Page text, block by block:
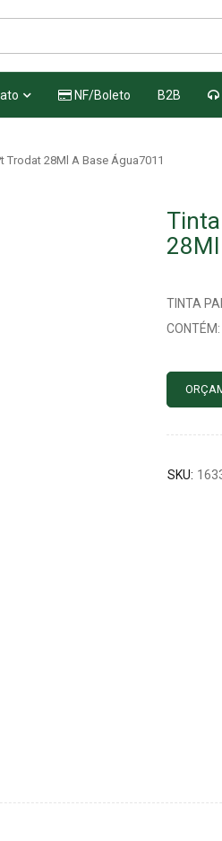
NF/Boleto B2B
Trodat 28Ml A Base Água7011
28Ml
TINTA
CONTÉM:
SKU: